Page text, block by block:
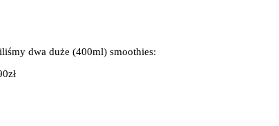
dwa duże (400ml) smoothies: